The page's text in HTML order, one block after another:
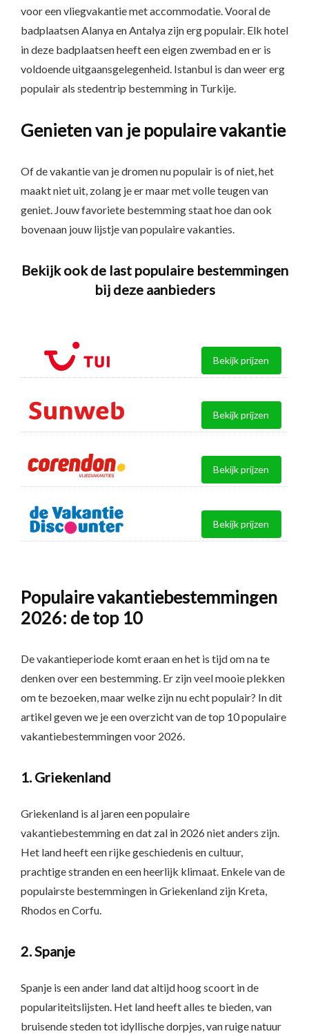
voor een vliegvakantie met accommodatie. Vooral de
badplaatsen Alanya en Antalya zijn erg populair. Elk hotel
in deze badplaatsen heeft een eigen zwembad en er is
voldoende uitgaansgelegenheid. Istanbul is dan weer erg
populair als stedentrip bestemming in Turkije.
Genieten van je populaire vakantie
Of de vakantie van je dromen nu populair is of niet, het
maakt niet uit, zolang je er maar met volle teugen van
geniet. Jouw favoriete bestemming staat hoe dan ook
bovenaan jouw lijstje van populaire vakanties.
Bekijk ook de last populaire bestemmingen
bij deze aanbieders
Bekijk prijzen
Bekijk prijzen
Bekijk prijzen
Bekijk prijzen
Populaire vakantiebestemmingen
2026: de top 10
De vakantieperiode komt eraan en het is tijd om na te
denken over een bestemming. Er zijn veel mooie plekken
om te bezoeken, maar welke zijn nu echt populair? In dit
artikel geven we je een overzicht van de top 10 populaire
vakantiebestemmingen voor 2026.
1. Griekenland
Griekenland is al jaren een populaire
vakantiebestemming en dat zal in 2026 niet anders zijn.
Het land heeft een rijke geschiedenis en cultuur,
prachtige stranden en een heerlijk klimaat. Enkele van de
populairste bestemmingen in Griekenland zijn Kreta,
Rhodos en Corfu.
2. Spanje
Spanje is een ander land dat altijd hoog scoort in de
populariteitslijsten. Het land heeft alles te bieden, van
bruisende steden tot idyllische dorpjes, van ruige natuur